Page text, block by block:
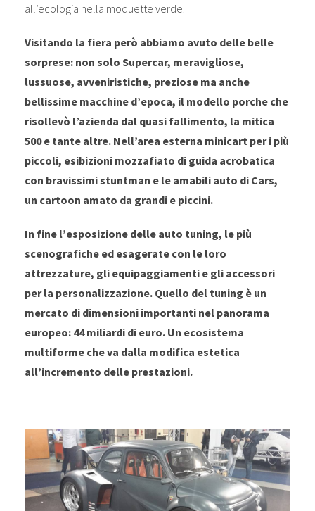
all’ecologia nella moquette verde.
Visitando la fiera però abbiamo avuto delle belle
sorprese: non solo Supercar, meravigliose,
lussuose, avveniristiche, preziose ma anche
bellissime macchine d’epoca, il modello porche che
risollevò l’azienda dal quasi fallimento, la mitica
500 e tante altre. Nell’area esterna minicart per i più
piccoli, esibizioni mozzafiato di guida acrobatica
con bravissimi stuntman e le amabili auto di Cars,
un cartoon amato da grandi e piccini.
In fine l’esposizione delle auto tuning, le più
scenografiche ed esagerate con le loro
attrezzature, gli equipaggiamenti e gli accessori
per la personalizzazione. Quello del tuning è un
mercato di dimensioni importanti nel panorama
europeo: 44 miliardi di euro. Un ecosistema
multiforme che va dalla modifica estetica
all’incremento delle prestazioni.